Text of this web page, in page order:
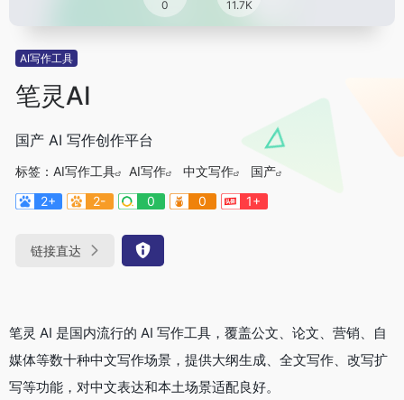
0 11.7K
AI写作工具
笔灵AI
国产 AI 写作创作平台
标签： AI写作工具 AI写作 中文写作
国产
2+
2- 0 0 1+
链接直达
笔灵 AI 是国内流行的 AI 写作工具，覆盖公文、论文、营销、自
媒体等数十种中文写作场景，提供大纲生成、全文写作、改写扩
写等功能，对中文表达和本土场景适配良好。